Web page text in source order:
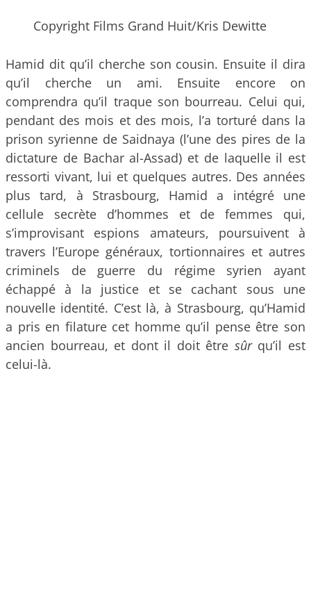
Copyright Films Grand Huit/Kris Dewitte
Hamid dit qu’il cherche son cousin. Ensuite il dira
qu’il cherche un ami. Ensuite encore on
comprendra qu’il traque son bourreau. Celui qui,
pendant des mois et des mois, l’a torturé dans la
prison syrienne de Saidnaya (l’une des pires de la
dictature de Bachar al-Assad) et de laquelle il est
ressorti vivant, lui et quelques autres. Des années
plus tard, à Strasbourg, Hamid a intégré une
cellule secrète d’hommes et de femmes qui,
s’improvisant espions amateurs, poursuivent à
travers l’Europe généraux, tortionnaires et autres
criminels de guerre du régime syrien ayant
échappé à la justice et se cachant sous une
nouvelle identité. C’est là, à Strasbourg, qu’Hamid
a pris en filature cet homme qu’il pense être son
ancien bourreau, et dont il doit être sûrqu’il est
celui-là.